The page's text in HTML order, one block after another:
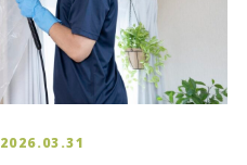
2026.03.31